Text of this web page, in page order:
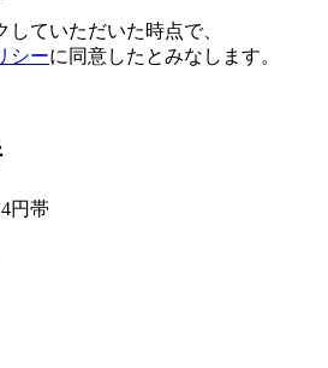
ていただいた時点で、
シーに同意したとみなします。
円帯